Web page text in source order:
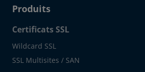
Produits
Certificats SSL
Wildcard SSL
SSL Multisites / SAN